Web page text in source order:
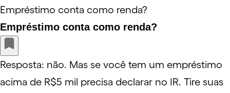
Empréstimo conta como renda?
Empréstimo conta como renda?
Resposta: não. Mas se você tem um empréstimo
acima de R$5 mil precisa declarar no IR. Tire suas